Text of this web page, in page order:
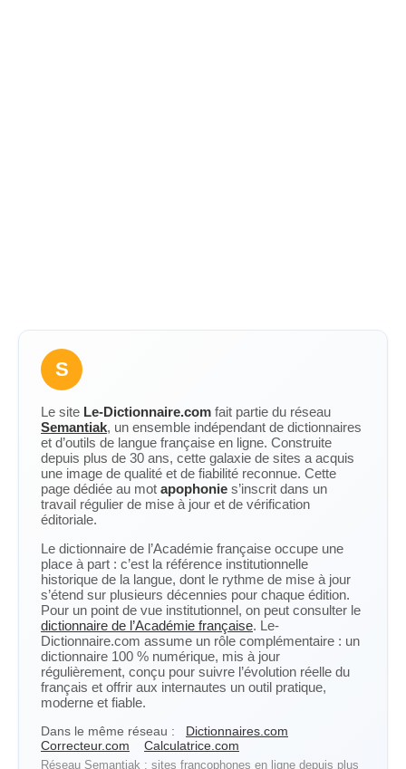
S
Le site Le-Dictionnaire.com fait partie du réseau
Semantiak, un ensemble indépendant de dictionnaires
et d’outils de langue française en ligne. Construite
depuis plus de 30 ans, cette galaxie de sites a acquis
une image de qualité et de fiabilité reconnue. Cette
page dédiée au mot apophonie s’inscrit dans un
travail régulier de mise à jour et de vérification
éditoriale.
Le dictionnaire de l’Académie française occupe une
place à part : c’est la référence institutionnelle
historique de la langue, dont le rythme de mise à jour
s’étend sur plusieurs décennies pour chaque édition.
Pour un point de vue institutionnel, on peut consulter le
dictionnaire de l’Académie française. Le-
Dictionnaire.com assume un rôle complémentaire : un
dictionnaire 100 % numérique, mis à jour
régulièrement, conçu pour suivre l’évolution réelle du
français et offrir aux internautes un outil pratique,
moderne et fiable.
Dans le même réseau :
Dictionnaires.com
Correcteur.com
Calculatrice.com
Réseau Semantiak : sites francophones en ligne depuis plus